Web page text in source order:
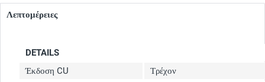
Λεπτομέρειες
DETAILS
Έκδοση CU
Τρέχον